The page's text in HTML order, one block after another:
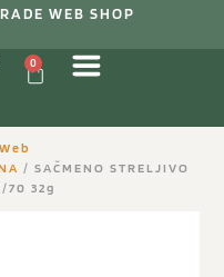
WEB SHOP
0
Web
/ SAČMENO STRELJIVO
70 32g